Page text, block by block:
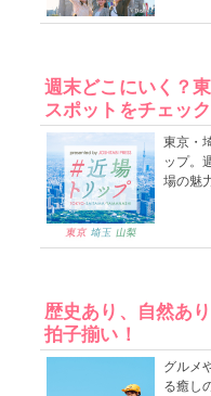
週末どこにいく？
スポットをチェック
東京・
ップ。
場の魅
歴史あり、自然あ
拍子揃い！
グルメ
る癒し